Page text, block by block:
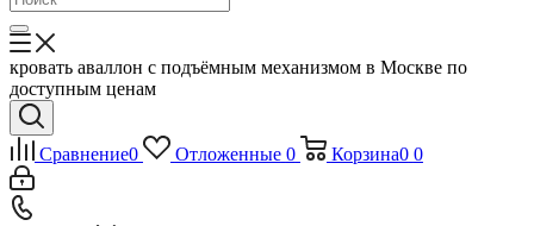
кровать аваллон с подъёмным механизмом в Москве по
доступным ценам
Сравнение0 Отложенные 0 Корзина0 0